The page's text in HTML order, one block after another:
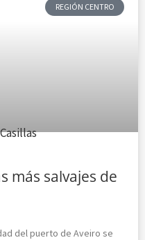
REGIÓN CENTRO
más salvajes de
del puerto de Aveiro se